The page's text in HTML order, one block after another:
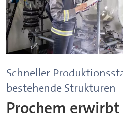
Schneller
bestehende Strukturen
Prochem